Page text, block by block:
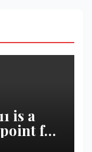
is a
for